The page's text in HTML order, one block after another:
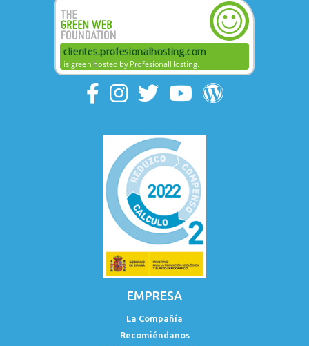
EMPRESA
La Compañía
Recomiéndanos